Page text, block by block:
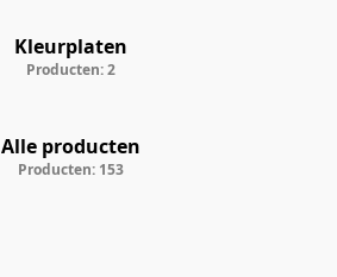
Kleurplaten
Producten: 2
Alle producten
Producten: 153